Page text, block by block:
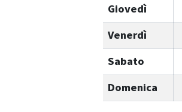
Giovedì
Venerdì
Sabato
Domenica